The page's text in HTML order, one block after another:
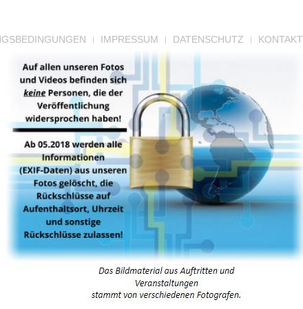
IMPRESSUM DATENSCHUTZ KONTAKT